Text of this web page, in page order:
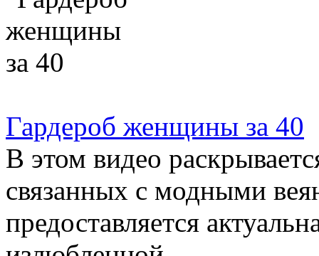
Гардероб женщины за 40
В этом видео
связанных с модными
предоставляется